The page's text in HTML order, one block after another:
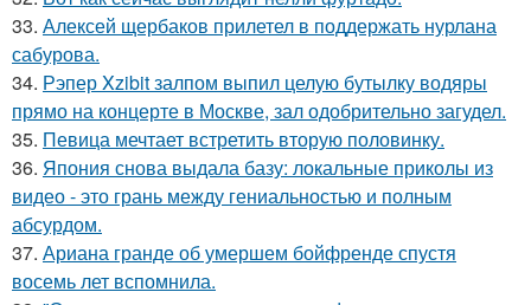
33. Алексей щербаков прилетел в поддержать нурлана
сабурова.
34. Рэпер Xzibit залпом выпил целую бутылку водяры
прямо на концерте в Москве, зал одобрительно загудел.
35. Певица мечтает встретить вторую половинку.
36. Япония снова выдала базу: локальные приколы из
видео - это грань между гениальностью и полным
абсурдом.
37. Ариана гранде об умершем бойфренде спустя
восемь лет вспомнила.